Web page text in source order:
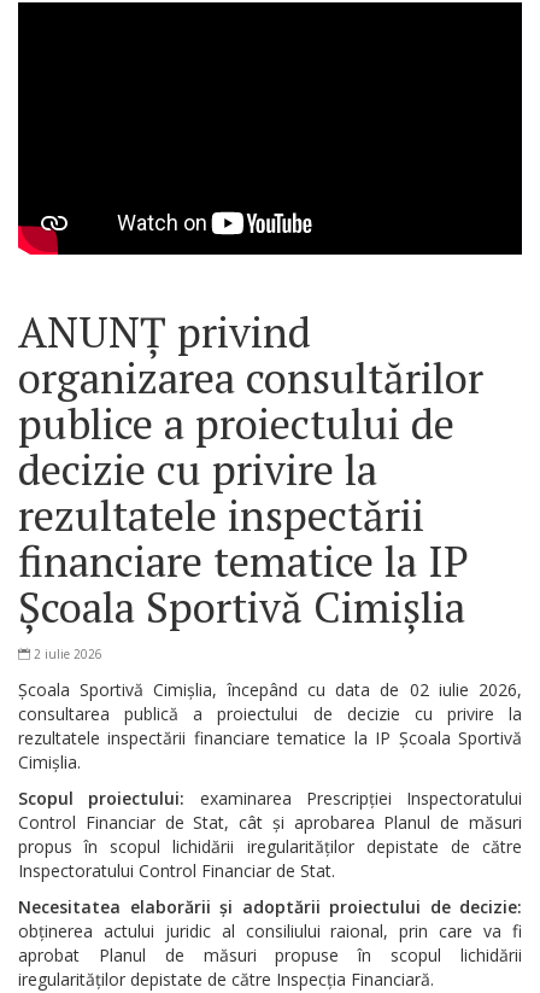
Serviciul
Arhitectură,
și
Cadastru
Serviciul
Arhivă
Serviciul
Juridic
Serviciul
Audit
Declarații
de
avere
și
interese
personale
ANUNȚ privind
organizarea consultărilor
publice a proiectului de
decizie cu privire la
rezultatele inspectării
financiare tematice la IP
Școala Sportivă Cimișlia
2 iulie 2026
Școala Sportivă Cimișlia, începând cu data de 02 iulie 2026,
consultarea publică a proiectului de decizie cu privire la
rezultatele inspectării financiare tematice la IP Școala Sportivă
Cimișlia.
Scopul proiectului: examinarea Prescripției Inspectoratului
Control Financiar de Stat, cât și aprobarea Planul de măsuri
propus în scopul lichidării iregularităților depistate de către
Inspectoratului Control Financiar de Stat.
Necesitatea elaborării și adoptării proiectului de decizie:
obținerea actului juridic al consiliului raional, prin care va fi
aprobat Planul de măsuri propuse în scopul lichidării
iregularităților depistate de către Inspecția Financiară.